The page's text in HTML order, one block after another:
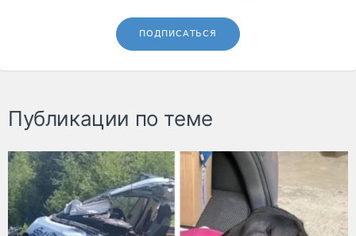
ПОДПИСАТЬСЯ
Публикации по теме